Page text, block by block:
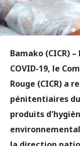
Bamako (CICR)
COVID-19, le
Rouge (CICR) a
pénitentiaires
produits